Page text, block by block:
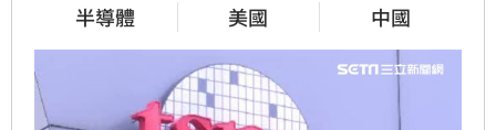
半導體 美國 中國